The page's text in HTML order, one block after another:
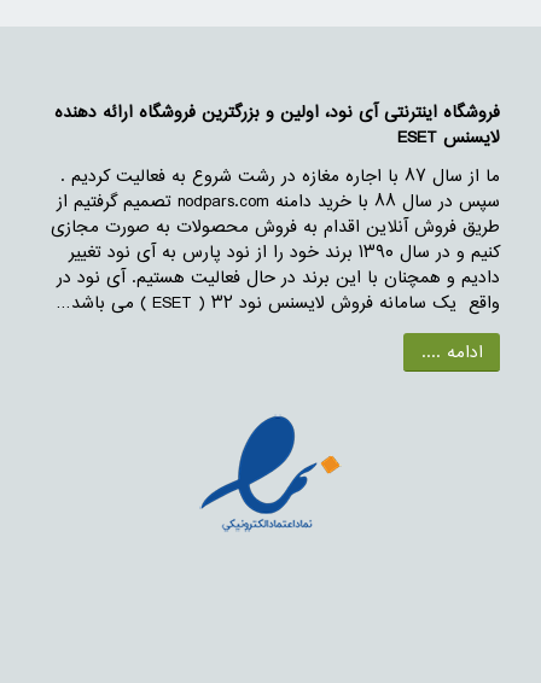
فروشگاه اینترنتی آی نود، اولین و بزرگترین فروشگاه ارائه دهنده
لایسنس ESET
ما از سال ۸۷ با اجاره مغازه در رشت شروع به فعالیت کردیم .
سپس در سال ۸۸ با خرید دامنه nodpars.com تصمیم گرفتیم از
طریق فروش آنلاین اقدام به فروش محصولات به صورت مجازی
کنیم و در سال ۱۳۹۰ برند خود را از نود پارس به آی نود تغییر
دادیم و همچنان با این برند در حال فعالیت هستیم. آی نود در
واقع یک سامانه فروش لایسنس نود ۳۲ ( ESET ) می باشد…
ادامه ....